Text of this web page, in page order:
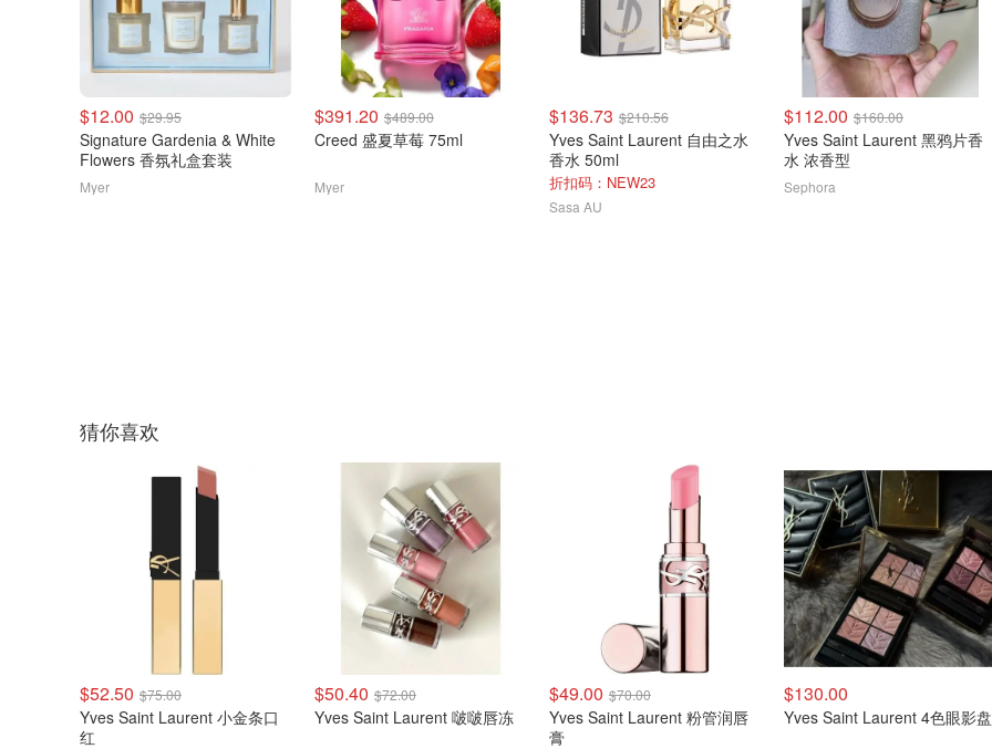
$12.00 $29.95
Signature Gardenia & White
Flowers 香氛礼盒套装
Myer
$391.20 $489.00
Creed 盛夏草莓 75ml
Myer
$136.73 $210.56
Yves Saint Laurent 自由之水
香水 50ml
折扣码：NEW23
Sasa AU
$112.00 $160.00
Yves Saint Laurent 黑鸦片香
水 浓香型
Sephora
猜你喜欢
$52.50 $75.00
Yves Saint Laurent 小金条口
红
$50.40 $72.00
Yves Saint Laurent 啵啵唇冻
$49.00 $70.00
Yves Saint Laurent 粉管润唇
膏
$130.00
Yves Saint Laurent 4色眼影盘